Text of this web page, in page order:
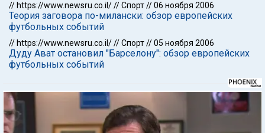
// https://www.newsru.co.il///Спорт//06 ноября 2006
Теория заговора по-милански: обзор европейских
футбольных событий
// https://www.newsru.co.il///Спорт//05 ноября 2006
Дуду Ават остановил "Барселону": обзор европейских
футбольных событий